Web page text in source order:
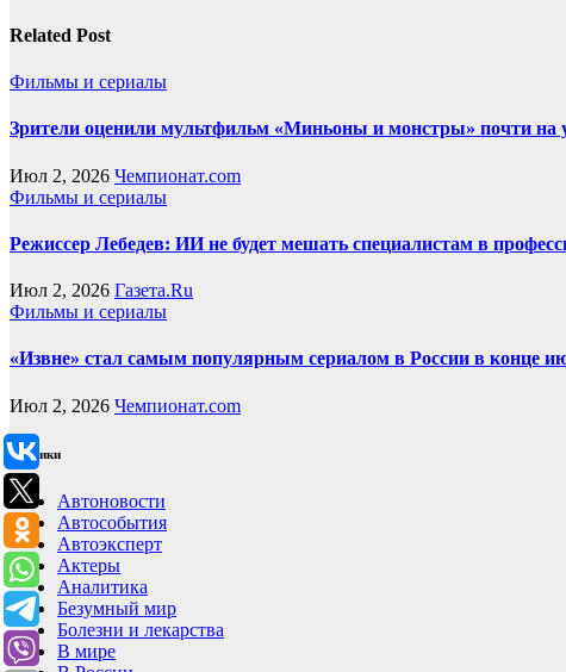
Related Post
Фильмы и сериалы
Зрители оценили мультфильм «Миньоны и монстры» почти на
Июл 2, 2026 Чемпионат.com
Фильмы и сериалы
Режиссер Лебедев: ИИ не будет мешать специалистам в
Июл 2, 2026 Газета.Ru
Фильмы и сериалы
«Извне» стал самым популярным сериалом в России в конце
Июл 2, 2026 Чемпионат.com
Рубрики
Автоновости
Автособытия
Автоэксперт
Актеры
Аналитика
Безумный мир
Болезни и лекарства
В мире